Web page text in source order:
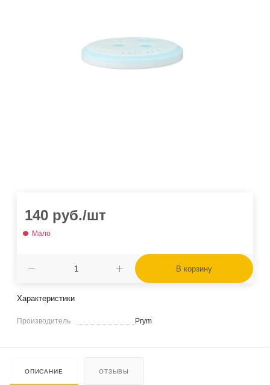
140 руб./шт
Мало
В корзину
Характеристики
Производитель Prym
ОПИСАНИЕ ОТЗЫВЫ